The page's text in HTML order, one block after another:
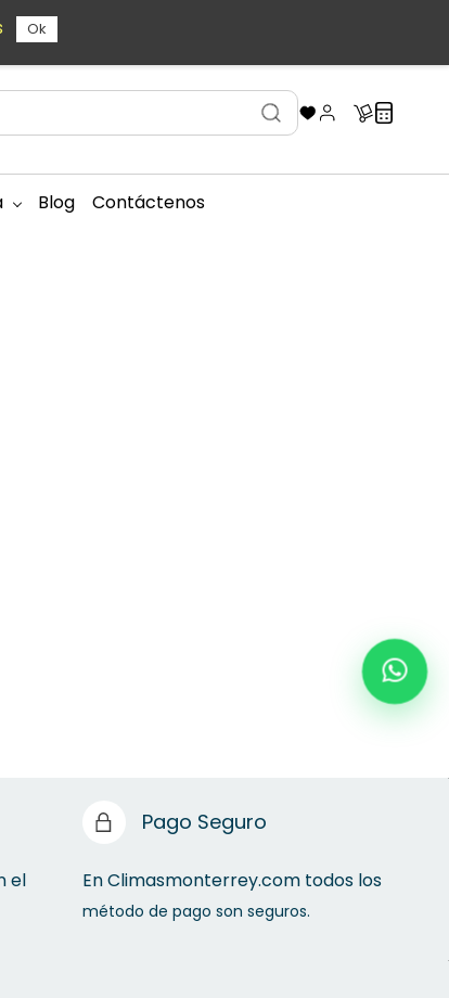
Blog Contáctenos
el
Pago Seguro
En Climasmonterrey.com todos los
método de pago son seguros.
Ok